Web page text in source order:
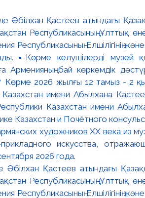
Қастеев атындағы
Республикасының Ұлттық
Республикасының Елшілігінің